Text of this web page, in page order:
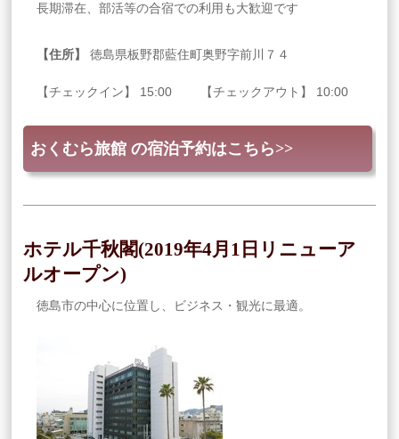
長期滞在、部活等の合宿での利用も大歓迎です
【住所】 徳島県板野郡藍住町奥野字前川７４
【チェックイン】 15:00 【チェックアウト】 10:00
おくむら旅館 の宿泊予約はこちら>>
ホテル千秋閣(2019年4月1日リニューア
ルオープン)
徳島市の中心に位置し、ビジネス・観光に最適。